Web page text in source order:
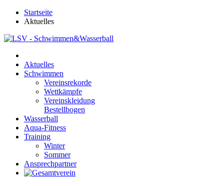
Startseite
Aktuelles
Aktuelles
Schwimmen
Vereinsrekorde
Wettkämpfe
Vereinskleidung
Bestellbogen
Wasserball
Aqua-Fitness
Training
Winter
Sommer
Ansprechpartner